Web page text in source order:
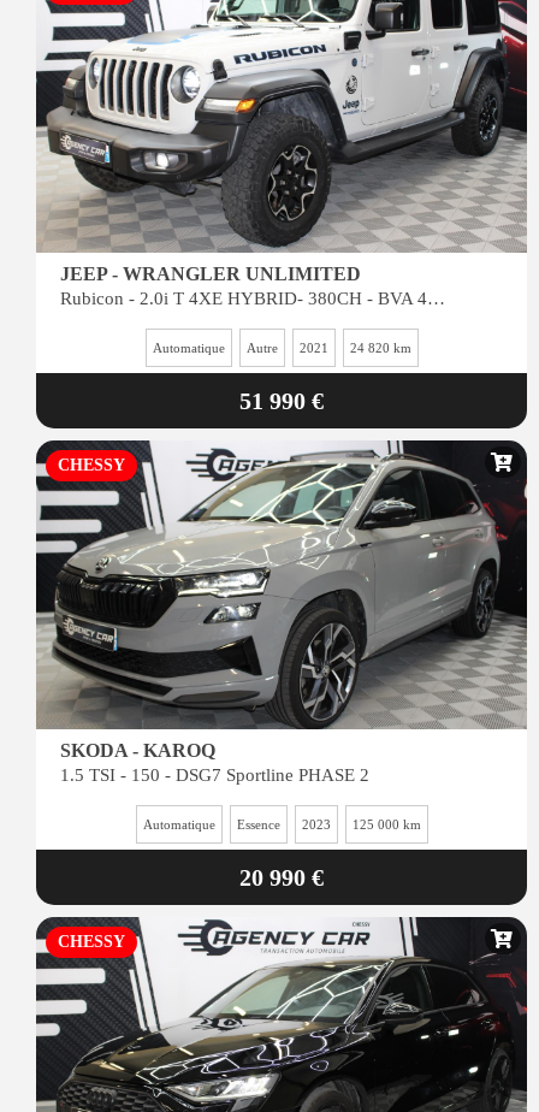
JEEP - WRANGLER UNLIMITED
Rubicon - 2.0i T 4XE HYBRID- 380CH - BVA 4x4 - faible kilométrage
Automatique Autre 2021 24 820 km
51 990 €
CHESSY
SKODA - KAROQ
1.5 TSI - 150 - DSG7 Sportline PHASE 2
Automatique Essence 2023 125 000 km
20 990 €
CHESSY